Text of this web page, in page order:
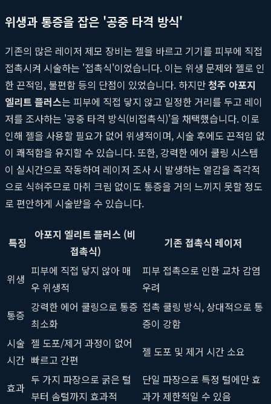
위생과 통증을 잡은 '공중 타격 방식'
기존의 많은 레이저 제모 장비는 젤을 바르고 기기를 피부에 직접
접촉시켜 시술하는 '접촉식'이었습니다. 이는 위생 문제와 젤로 인
한 끈적임, 불편함 등의 단점이 있었습니다. 하지만청주 아포지
엘리트 플러스는 피부에 직접 닿지 않고 일정한 거리를 두고 레이
저를 조사하는 '공중 타격 방식(비접촉식)'을 채택했습니다. 이로
인해 젤을 사용할 필요가 없어 위생적이며, 시술 후에도 끈적임 없
이 쾌적함을 유지할 수 있습니다. 또한, 강력한 에어 쿨링 시스템
이 실시간으로 작동하여 레이저 조사 시 발생하는 열감을 즉각적
으로 식혀주므로 마취 크림 없이도 통증을 거의 느끼지 못할 정도
로 편안하게 시술받을 수 있습니다.
특징
아포지 엘리트 플러스 (비
접촉식)
기존 접촉식 레이저
위생
피부에 직접 닿지 않아 매
우 위생적
피부 접촉으로 인한 교차 감염
우려
통증
강력한 에어 쿨링으로 통증
최소화
접촉 쿨링 방식, 상대적으로 통
증이 강함
시술
시간
젤 도포/제거 과정이 없어
빠르고 간편
젤 도포 및 제거 시간 소요
효과
두 가지 파장으로 굵은 털
부터 솜털까지 효과적
단일 파장으로 특정 털에만 효
과가 제한적일 수 있음